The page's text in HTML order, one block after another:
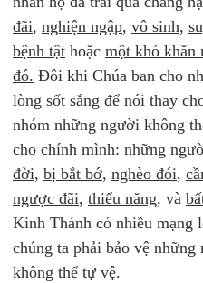
đãi, nghiện ngập, vô sinh,
bệnh tật hoặc một khó khăn
đó. Đôi khi Chúa ban cho
lòng sốt sắng để nói thay
nhóm những người không
cho chính mình: những
đời, bị bắt bớ, nghèo đói,
ngược đãi, thiểu năng, và
Kinh Thánh có nhiều mạng
chúng ta phải bảo vệ những
không thể tự vệ.